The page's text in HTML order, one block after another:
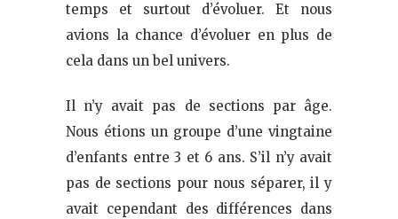
temps et surtout d’évoluer. Et nous
avions la chance d’évoluer en plus de
cela dans un bel univers.
Il n’y avait pas de sections par âge.
Nous étions un groupe d’une vingtaine
d’enfants entre 3 et 6 ans. S’il n’y avait
pas de sections pour nous séparer, il y
avait cependant des différences dans